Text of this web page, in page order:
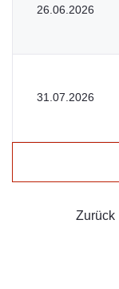
26.06.2026
31.07.2026
Zurück